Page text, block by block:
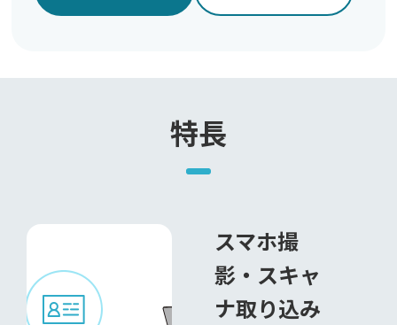
特長
スマホ撮
影・スキャ
ナ取り込み